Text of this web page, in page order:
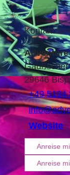
29646
+49 5194
Website
Anreise
Anreise